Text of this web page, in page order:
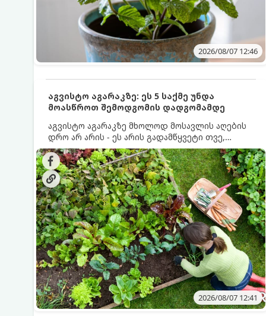
2026/08/07 12:46
აგვისტო აგარაკზე: ეს 5 საქმე უნდა
მოასწროთ შემოდგომის დადგომამდე
აგვისტო აგარაკზე მხოლოდ მოსავლის აღების
დრო არ არის - ეს არის გადამწყვეტი თვე,
როდესაც საფუძველი ეყრება მომავალი წლის
მოსავალს და ბაღი მზადდება შემოდგომა-
ზამთრის სეზონისთვის. იმისათვის, რომ
ნიადაგმა ენერგია აღიდგინოს, ხოლო
მცენარეებმა ზამთარს გაუძლონ, აგვისტოს
ბოლომდე 5 მნიშვნელოვანი საქმის გაკეთება
უნდა მოასწროთ:
2026/08/07 12:41